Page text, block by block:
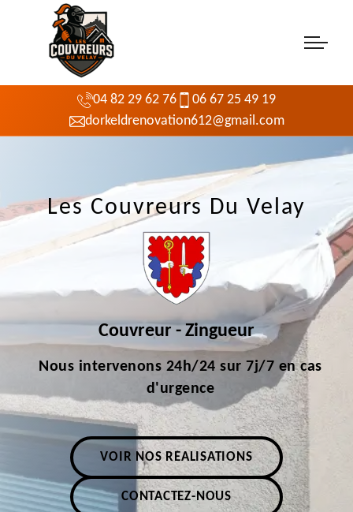
04 82 29 62 76
06 67 25 49 19
dorkeldrenovation612@gmail.com
Les Couvreurs Du Velay
Couvreur - Zingueur
Nous intervenons 24h/24 sur 7j/7 en cas
d'urgence
VOIR NOS RÉALISATIONS
CONTACTEZ-NOUS